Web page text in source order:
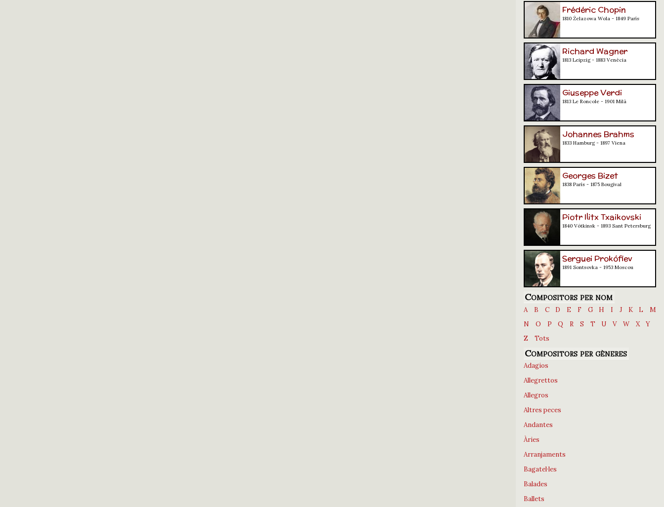
Frédéric Chopin
1810 Żelazowa Wola - 1849 París
Richard Wagner
1813 Leipzig - 1883 Venècia
Giuseppe Verdi
1813 Le Roncole - 1901 Milà
Johannes Brahms
1833 Hamburg - 1897 Viena
Georges Bizet
1838 París - 1875 Bougival
Piotr Ilitx Txaikovski
1840 Vótkinsk - 1893 Sant Petersburg
Serguei Prokófiev
1891 Sontsovka - 1953 Moscou
Compositors per nom
A B C D E F G H I J K L
M
N
O P Q R S T U V W X
Y
Z
Tots
Compositors per gèneres
Adagios
Allegrettos
Allegros
Altres peces
Andantes
Àries
Arranjaments
Bagatel·les
Balades
Ballets